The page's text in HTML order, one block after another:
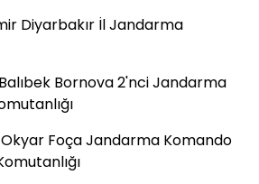
Diyarbakır İl Jandarma
Bornova 2'nci Jandarma
Foça Jandarma Komando